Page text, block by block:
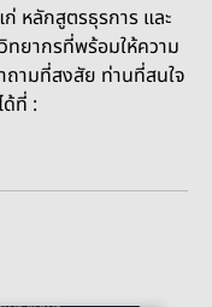
หลักสูตรธุรการ และ
ทยากรที่พร้อมให้ความ
ถามที่สงสัย ท่านที่สนใจ
ที่ :